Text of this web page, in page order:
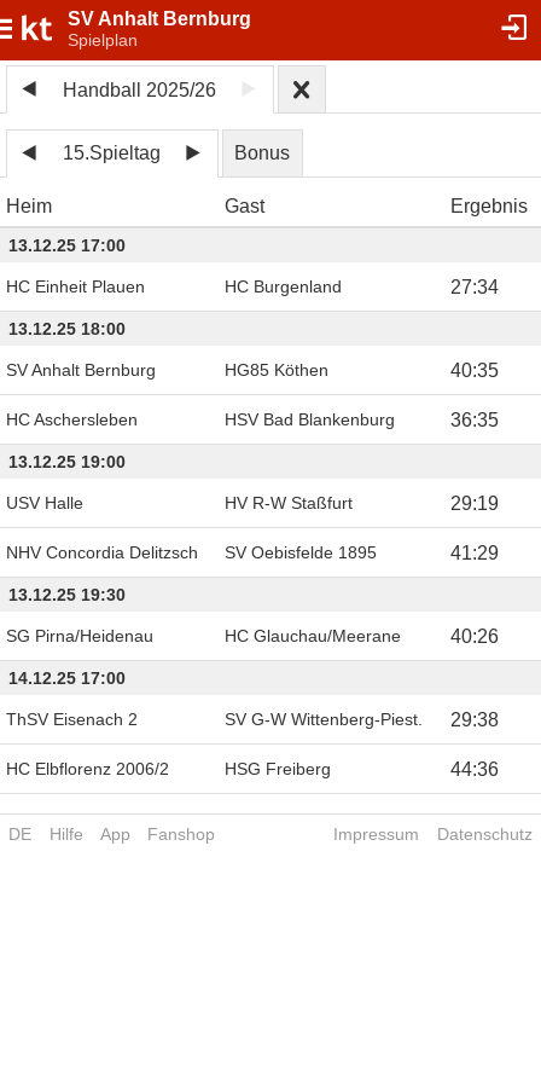
SV Anhalt Bernburg
Spielplan
Handball 2025/26
15.Spieltag Bonus
Heim Gast Ergebnis
13.12.25 17:00
HC Einheit Plauen HC Burgenland 27:34
13.12.25 18:00
SV Anhalt Bernburg HG85 Köthen 40:35
HC Aschersleben HSV Bad Blankenburg 36:35
13.12.25 19:00
USV Halle HV R-W Staßfurt 29:19
NHV Concordia Delitzsch SV Oebisfelde 1895 41:29
13.12.25 19:30
SG Pirna/Heidenau HC Glauchau/Meerane 40:26
14.12.25 17:00
ThSV Eisenach 2 SV G-W Wittenberg-Piest. 29:38
HC Elbflorenz 2006/2 HSG Freiberg 44:36
DE Hilfe App Fanshop Impressum Datenschutz